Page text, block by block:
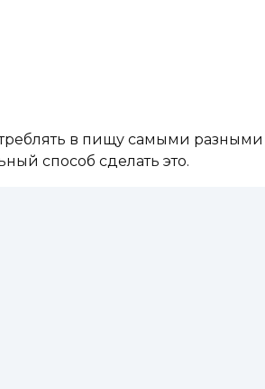
в пищу самыми
способ сделать это.